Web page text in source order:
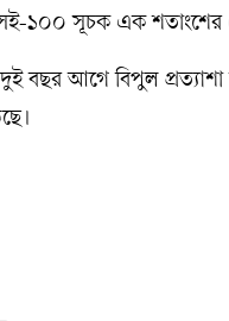
১০০ সূচক এক শতাংশের
দুই বছর আগে বিপুল প্রত্যাশা